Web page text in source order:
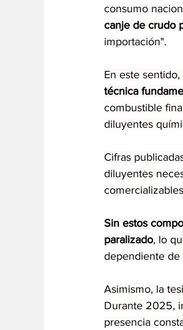
consumo
canje de crudo
importación".
En este
técnica
combustible
diluyentes
Cifras
diluyentes
Sin estos
paralizado, lo
dependiente de
Asimismo, la
Durante 2025,
presencia